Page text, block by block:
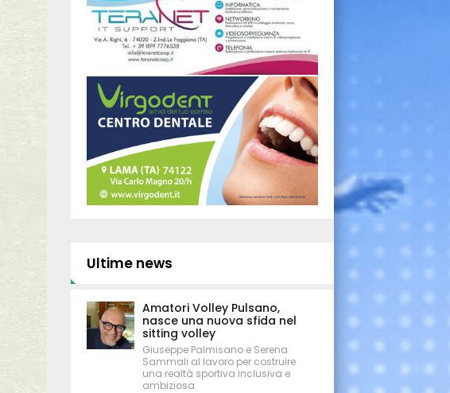
Ultime news
Amatori Volley Pulsano,
nasce una nuova sfida nel
sitting volley
Giuseppe Palmisano e Serena
Sammali al lavoro per costruire
una realtà sportiva inclusiva e
ambiziosa